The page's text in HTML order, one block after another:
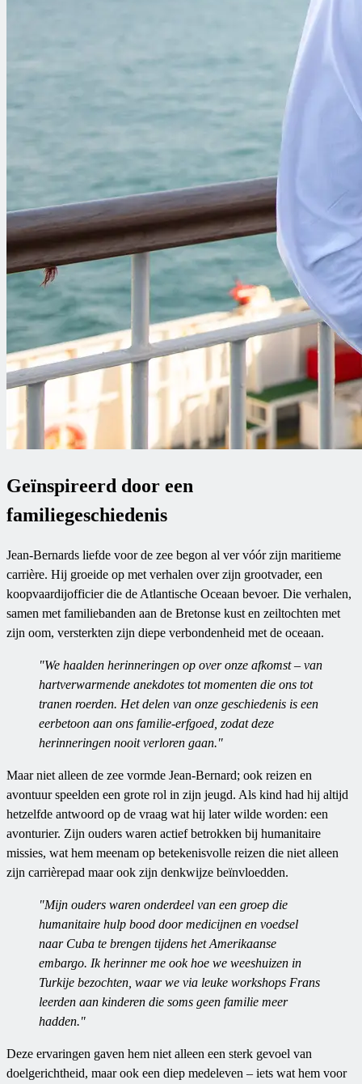
Geïnspireerd door een
familiegeschiedenis
Jean-Bernards liefde voor de zee begon al ver vóór zijn maritieme
carrière. Hij groeide op met verhalen over zijn grootvader, een
koopvaardijofficier die de Atlantische Oceaan bevoer. Die verhalen,
samen met familiebanden aan de Bretonse kust en zeiltochten met
zijn oom, versterkten zijn diepe verbondenheid met de oceaan.
"We haalden herinneringen op over onze afkomst – van
hartverwarmende anekdotes tot momenten die ons tot
tranen roerden. Het delen van onze geschiedenis is een
eerbetoon aan ons familie-erfgoed, zodat deze
herinneringen nooit verloren gaan."
Maar niet alleen de zee vormde Jean-Bernard; ook reizen en
avontuur speelden een grote rol in zijn jeugd. Als kind had hij altijd
hetzelfde antwoord op de vraag wat hij later wilde worden: een
avonturier. Zijn ouders waren actief betrokken bij humanitaire
missies, wat hem meenam op betekenisvolle reizen die niet alleen
zijn carrièrepad maar ook zijn denkwijze beïnvloedden.
"Mijn ouders waren onderdeel van een groep die
humanitaire hulp bood door medicijnen en voedsel
naar Cuba te brengen tijdens het Amerikaanse
embargo. Ik herinner me ook hoe we weeshuizen in
Turkije bezochten, waar we via leuke workshops Frans
leerden aan kinderen die soms geen familie meer
hadden."
Deze ervaringen gaven hem niet alleen een sterk gevoel van
doelgerichtheid, maar ook een diep medeleven – iets wat hem voor